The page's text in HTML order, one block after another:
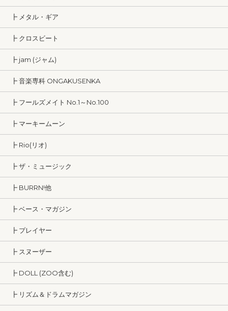
┣ メタル・ギア
┣ クロスビート
┣ jam (ジャム)
┣ 音楽専科 ONGAKUSENKA
┣ フールズメイト No.1～No.100
┣ マーキームーン
┣ Rio(リオ)
┣ ザ・ミュージック
┣ BURRN!他
┣ ベース・マガジン
┣ プレイヤー
┣ スヌーザー
┣ DOLL (ZOO含む)
┣ リズム＆ドラムマガジン